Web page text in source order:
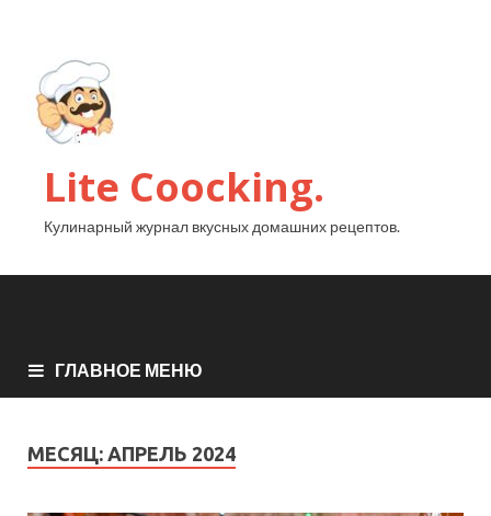
Lite Coocking.
Кулинарный журнал вкусных домашних рецептов.
ГЛАВНОЕ МЕНЮ
МЕСЯЦ: АПРЕЛЬ 2024